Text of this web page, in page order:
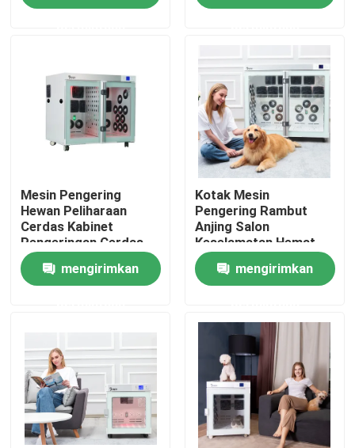
Tentang kami
Tur Pabrik
Kontrol kualitas
Hubungi kami
Berita
Dispenser Pita Putar
Dispenser Pita Otomatis
Mesin Pengering
Hewan Peliharaan
Cerdas Kabinet
Pengeringan Cerdas
Untuk Anjing
mengirimkan
Kotak Mesin
Pengering Rambut
Anjing Salon
Keselamatan Hemat
Energi Untuk Anjing
Besar mengirimkan